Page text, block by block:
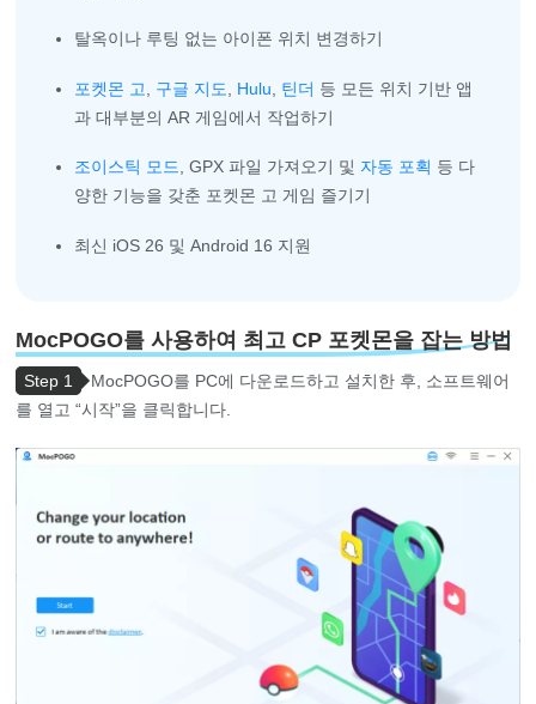
탈옥이나 루팅 없는 아이폰 위치 변경하기
포켓몬 고 구글 지도 Hulu 틴더 등 모든 위치 기반 앱
과 대부분의 AR 게임에서 작업하기
조이스틱 모드 , GPX 파일 가져오기 및 자동 포획 등 다
양한 기능을 갖춘 포켓몬 고 게임 즐기기
최신 iOS 26 및 Android 16 지원
MocPOGO를 사용하여 최고 CP 포켓몬을 잡는 방법
Step 1
MocPOGO를 PC에 다운로드하고 설치한 후, 소프트웨어
를 열고 “시작”을 클릭합니다.